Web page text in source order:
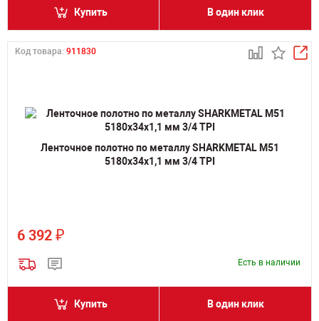
Купить В один клик
Код товара: 911830
Ленточное полотно по металлу SHARKMETAL M51
5180х34х1,1 мм 3/4 TPI
6 392 ₽
Есть в наличии
Купить В один клик